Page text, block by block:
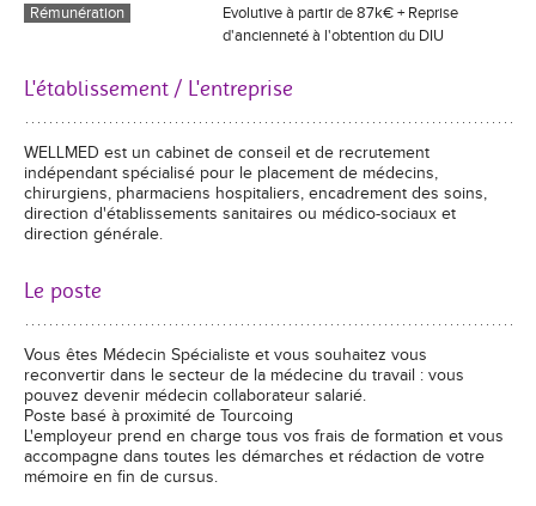
Rémunération
Evolutive à partir de 87k€ + Reprise
d'ancienneté à l'obtention du DIU
L'établissement / L'entreprise
WELLMED est un cabinet de conseil et de recrutement
indépendant spécialisé pour le placement de médecins,
chirurgiens, pharmaciens hospitaliers, encadrement des soins,
direction d'établissements sanitaires ou médico-sociaux et
direction générale.
Le poste
Vous êtes Médecin Spécialiste et vous souhaitez vous
reconvertir dans le secteur de la médecine du travail : vous
pouvez devenir médecin collaborateur salarié.
Poste basé à proximité de Tourcoing
L'employeur prend en charge tous vos frais de formation et vous
accompagne dans toutes les démarches et rédaction de votre
mémoire en fin de cursus.